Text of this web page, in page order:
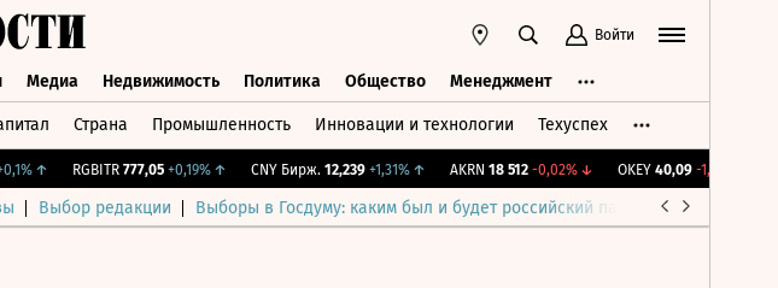
Войти
Медиа Недвижимость Политика Общество Менеджмент
Страна Промышленность Инновации и технологии Техуспех
↑ RGBITR 777,05 +0,19%↑ CNY Бирж. 12,239 +1,31%↑ AKRN 18 512 -0,02%↓ OKEY 40,09 -1,91%
Выбор редакции Выборы в Госдуму: каким был и будет российский парламент